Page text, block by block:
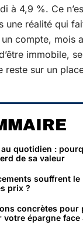
à 4,9 %. Ce
une réalité qui
compte, mois
immobile,
reste sur un
au quotidien :
de sa valeur
souffrent le
prix ?
concrètes pour
votre épargne face